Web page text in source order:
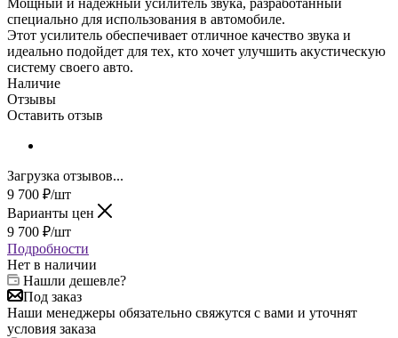
Мощный и надежный усилитель звука, разработанный
специально для использования в автомобиле.
Этот усилитель обеспечивает отличное качество звука и
идеально подойдет для тех, кто хочет улучшить акустическую
систему своего авто.
Наличие
Отзывы
Оставить отзыв
Загрузка отзывов...
9 700 ₽/шт
Варианты цен
9 700 ₽/шт
Подробности
Нет в наличии
Нашли дешевле?
Под заказ
Наши менеджеры обязательно свяжутся с вами и уточнят
условия заказа